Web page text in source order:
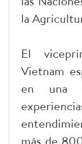
la
El
Vietnam
en una
más de